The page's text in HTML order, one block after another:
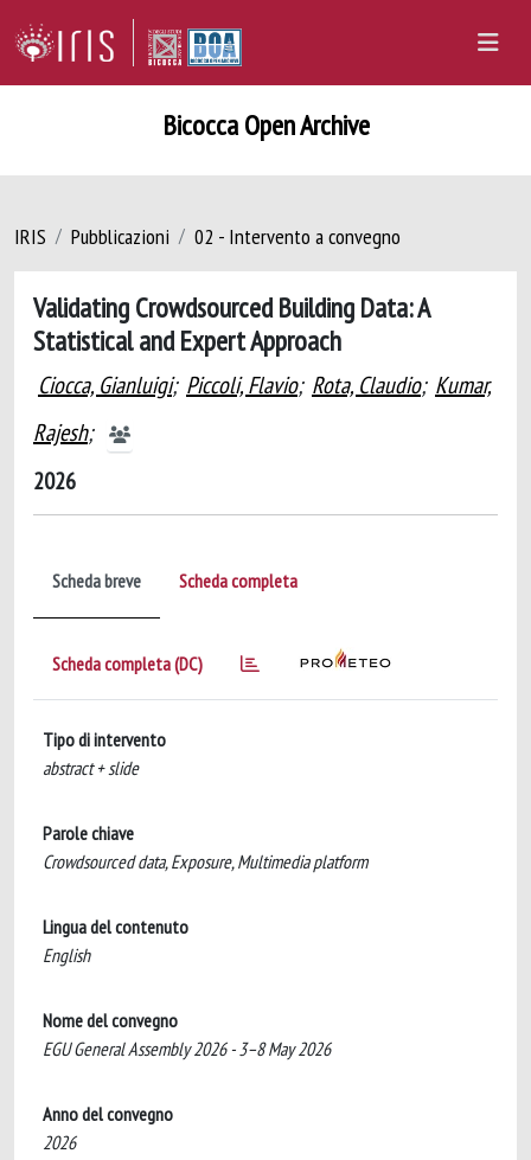
Bicocca Open Archive
IRIS Pubblicazioni 02 - Intervento a convegno
Validating Crowdsourced Building Data: A
Statistical and Expert Approach
Ciocca, Gianluigi; Piccoli, Flavio; Rota, Claudio; Kumar,
Rajesh;
2026
Scheda breve Scheda completa
Scheda completa (DC)
Tipo di intervento
abstract + slide
Parole chiave
Crowdsourced data, Exposure, Multimedia platform
Lingua del contenuto
English
Nome del convegno
EGU General Assembly 2026 - 3–8 May 2026
Anno del convegno
2026